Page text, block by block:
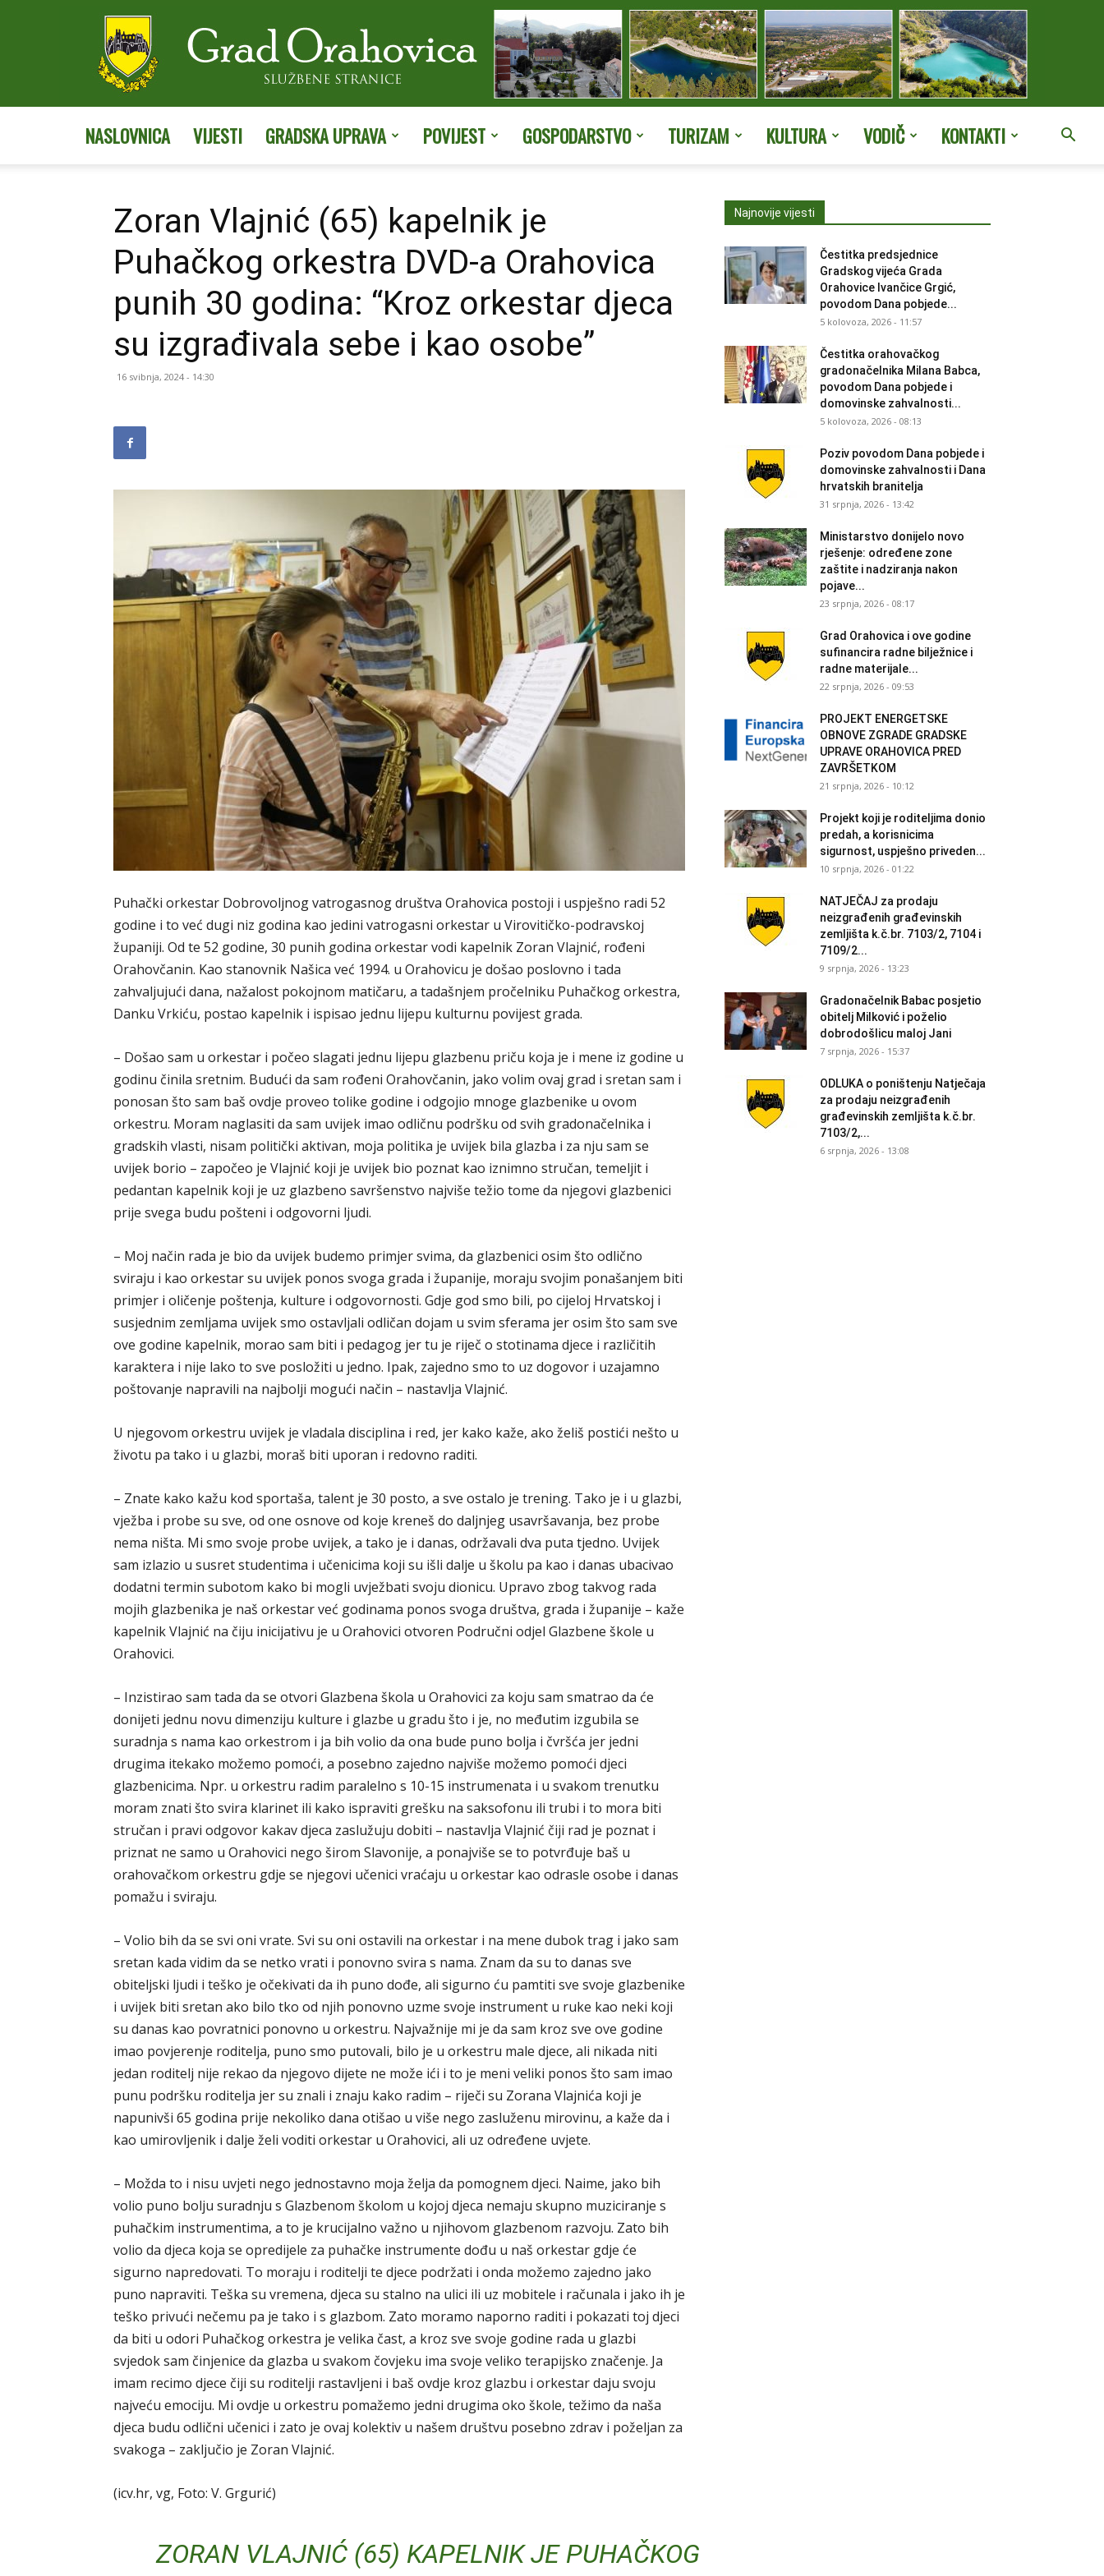
stranice
NASLOVNICA VIJESTI GRADSKA UPRAVA POVIJEST GOSPODARSTVO TURIZAM KULTURA VODIČ KONTAKTI
Zoran Vlajnić (65) kapelnik je
Puhačkog orkestra DVD-a Orahovica
punih 30 godina: “Kroz orkestar djeca
su izgrađivala sebe i kao osobe”
16 svibnja, 2024 - 14:30
Puhački orkestar Dobrovoljnog vatrogasnog društva Orahovica postoji i uspješno radi 52
godine i to već dugi niz godina kao jedini vatrogasni orkestar u Virovitičko-podravskoj
županiji. Od te 52 godine, 30 punih godina orkestar vodi kapelnik Zoran Vlajnić, rođeni
Orahovčanin. Kao stanovnik Našica već 1994. u Orahovicu je došao poslovno i tada
zahvaljujući dana, nažalost pokojnom matičaru, a tadašnjem pročelniku Puhačkog orkestra,
Danku Vrkiću, postao kapelnik i ispisao jednu lijepu kulturnu povijest grada.
– Došao sam u orkestar i počeo slagati jednu lijepu glazbenu priču koja je i mene iz godine u
godinu činila sretnim. Budući da sam rođeni Orahovčanin, jako volim ovaj grad i sretan sam i
ponosan što sam baš ovdje proveo tolike godine i odgojio mnoge glazbenike u ovom
orkestru. Moram naglasiti da sam uvijek imao odličnu podršku od svih gradonačelnika i
gradskih vlasti, nisam politički aktivan, moja politika je uvijek bila glazba i za nju sam se
uvijek borio – započeo je Vlajnić koji je uvijek bio poznat kao iznimno stručan, temeljit i
pedantan kapelnik koji je uz glazbeno savršenstvo najviše težio tome da njegovi glazbenici
prije svega budu pošteni i odgovorni ljudi.
– Moj način rada je bio da uvijek budemo primjer svima, da glazbenici osim što odlično
sviraju i kao orkestar su uvijek ponos svoga grada i županije, moraju svojim ponašanjem biti
primjer i oličenje poštenja, kulture i odgovornosti. Gdje god smo bili, po cijeloj Hrvatskoj i
susjednim zemljama uvijek smo ostavljali odličan dojam u svim sferama jer osim što sam sve
ove godine kapelnik, morao sam biti i pedagog jer tu je riječ o stotinama djece i različitih
karaktera i nije lako to sve posložiti u jedno. Ipak, zajedno smo to uz dogovor i uzajamno
poštovanje napravili na najbolji mogući način – nastavlja Vlajnić.
U njegovom orkestru uvijek je vladala disciplina i red, jer kako kaže, ako želiš postići nešto u
životu pa tako i u glazbi, moraš biti uporan i redovno raditi.
– Znate kako kažu kod sportaša, talent je 30 posto, a sve ostalo je trening. Tako je i u glazbi,
vježba i probe su sve, od one osnove od koje kreneš do daljnjeg usavršavanja, bez probe
nema ništa. Mi smo svoje probe uvijek, a tako je i danas, održavali dva puta tjedno. Uvijek
sam izlazio u susret studentima i učenicima koji su išli dalje u školu pa kao i danas ubacivao
dodatni termin subotom kako bi mogli uvježbati svoju dionicu. Upravo zbog takvog rada
mojih glazbenika je naš orkestar već godinama ponos svoga društva, grada i županije – kaže
kapelnik Vlajnić na čiju inicijativu je u Orahovici otvoren Područni odjel Glazbene škole u
Orahovici.
– Inzistirao sam tada da se otvori Glazbena škola u Orahovici za koju sam smatrao da će
donijeti jednu novu dimenziju kulture i glazbe u gradu što i je, no međutim izgubila se
suradnja s nama kao orkestrom i ja bih volio da ona bude puno bolja i čvršća jer jedni
drugima itekako možemo pomoći, a posebno zajedno najviše možemo pomoći djeci
glazbenicima. Npr. u orkestru radim paralelno s 10-15 instrumenata i u svakom trenutku
moram znati što svira klarinet ili kako ispraviti grešku na saksofonu ili trubi i to mora biti
stručan i pravi odgovor kakav djeca zaslužuju dobiti – nastavlja Vlajnić čiji rad je poznat i
priznat ne samo u Orahovici nego širom Slavonije, a ponajviše se to potvrđuje baš u
orahovačkom orkestru gdje se njegovi učenici vraćaju u orkestar kao odrasle osobe i danas
pomažu i sviraju.
– Volio bih da se svi oni vrate. Svi su oni ostavili na orkestar i na mene dubok trag i jako sam
sretan kada vidim da se netko vrati i ponovno svira s nama. Znam da su to danas sve
obiteljski ljudi i teško je očekivati da ih puno dođe, ali sigurno ću pamtiti sve svoje glazbenike
i uvijek biti sretan ako bilo tko od njih ponovno uzme svoje instrument u ruke kao neki koji
su danas kao povratnici ponovno u orkestru. Najvažnije mi je da sam kroz sve ove godine
imao povjerenje roditelja, puno smo putovali, bilo je u orkestru male djece, ali nikada niti
jedan roditelj nije rekao da njegovo dijete ne može ići i to je meni veliki ponos što sam imao
punu podršku roditelja jer su znali i znaju kako radim – riječi su Zorana Vlajnića koji je
napunivši 65 godina prije nekoliko dana otišao u više nego zasluženu mirovinu, a kaže da i
kao umirovljenik i dalje želi voditi orkestar u Orahovici, ali uz određene uvjete.
– Možda to i nisu uvjeti nego jednostavno moja želja da pomognem djeci. Naime, jako bih
volio puno bolju suradnju s Glazbenom školom u kojoj djeca nemaju skupno muziciranje s
puhačkim instrumentima, a to je krucijalno važno u njihovom glazbenom razvoju. Zato bih
volio da djeca koja se opredijele za puhačke instrumente dođu u naš orkestar gdje će
sigurno napredovati. To moraju i roditelji te djece podržati i onda možemo zajedno jako
puno napraviti. Teška su vremena, djeca su stalno na ulici ili uz mobitele i računala i jako ih je
teško privući nečemu pa je tako i s glazbom. Zato moramo naporno raditi i pokazati toj djeci
da biti u odori Puhačkog orkestra je velika čast, a kroz sve svoje godine rada u glazbi
svjedok sam činjenice da glazba u svakom čovjeku ima svoje veliko terapijsko značenje. Ja
imam recimo djece čiji su roditelji rastavljeni i baš ovdje kroz glazbu i orkestar daju svoju
najveću emociju. Mi ovdje u orkestru pomažemo jedni drugima oko škole, težimo da naša
djeca budu odlični učenici i zato je ovaj kolektiv u našem društvu posebno zdrav i poželjan za
svakoga – zaključio je Zoran Vlajnić.
(icv.hr, vg, Foto: V. Grgurić)
ZORAN VLAJNIĆ (65) KAPELNIK JE PUHAČKOG
Najnovije vijesti
Čestitka predsjednice
Gradskog vijeća Grada
Orahovice Ivančice Grgić,
povodom Dana pobjede...
5 kolovoza, 2026 - 11:57
Čestitka orahovačkog
gradonačelnika Milana Babca,
povodom Dana pobjede i
domovinske zahvalnosti...
5 kolovoza, 2026 - 08:13
Poziv povodom Dana pobjede i
domovinske zahvalnosti i Dana
hrvatskih branitelja
31 srpnja, 2026 - 13:42
Ministarstvo donijelo novo
rješenje: određene zone
zaštite i nadziranja nakon
pojave...
23 srpnja, 2026 - 08:17
Grad Orahovica i ove godine
sufinancira radne bilježnice i
radne materijale...
22 srpnja, 2026 - 09:53
PROJEKT ENERGETSKE
OBNOVE ZGRADE GRADSKE
UPRAVE ORAHOVICA PRED
ZAVRŠETKOM
21 srpnja, 2026 - 10:12
Projekt koji je roditeljima donio
predah, a korisnicima
sigurnost, uspješno priveden...
10 srpnja, 2026 - 01:22
NATJEČAJ za prodaju
neizgrađenih građevinskih
zemljišta k.č.br. 7103/2, 7104 i
7109/2...
9 srpnja, 2026 - 13:23
Gradonačelnik Babac posjetio
obitelj Milković i poželio
dobrodošlicu maloj Jani
7 srpnja, 2026 - 15:37
ODLUKA o poništenju Natječaja
za prodaju neizgrađenih
građevinskih zemljišta k.č.br.
7103/2,...
6 srpnja, 2026 - 13:08